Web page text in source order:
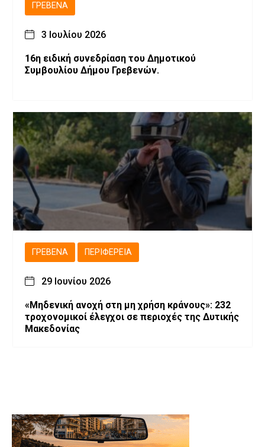
ΓΡΕΒΕΝΆ
3 Ιουλίου 2026
16η ειδική συνεδρίαση του Δημοτικού
Συμβουλίου Δήμου Γρεβενών.
ΓΡΕΒΕΝΆ ΠΕΡΙΦΈΡΕΙΑ
29 Ιουνίου 2026
«Μηδενική ανοχή στη μη χρήση κράνους»: 232
τροχονομικοί έλεγχοι σε περιοχές της Δυτικής
Μακεδονίας